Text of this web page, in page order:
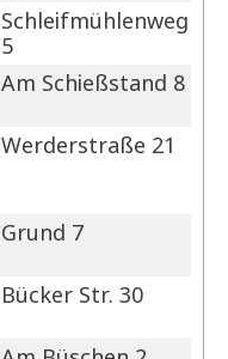
Schleifmühlenweg
5
Am Schießstand 8
Werderstraße 21
Grund 7
Bücker Str. 30